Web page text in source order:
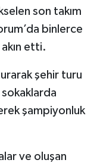
son takım
binlerce
etti.
şehir turu
şampiyonluk
ve oluşan